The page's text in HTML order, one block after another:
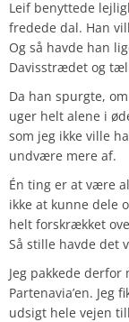
Leif benyttede
fredede dal. Han
Og så havde han
Davisstrædet og
Da han spurgte,
uger helt alene i
som jeg ikke ville
undvære mere af.
Én ting er at være
ikke at kunne dele
helt forskrækket
Så stille havde det
Jeg pakkede
Partenavia’en.
udsigt hele vejen